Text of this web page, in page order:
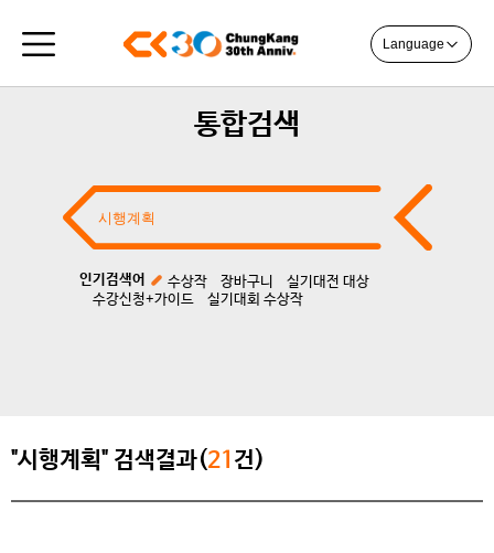
Language
통합검색
인기검색어 수상작 장바구니
실기대전 대상
수강신청+가이드
실기대회 수상작
"시행계획" 검색결과(21 건)